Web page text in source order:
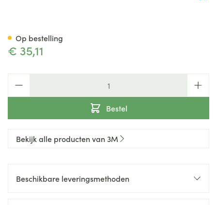
€ 35,11
Bestel
Op bestelling
Bekijk alle producten van 3M
Beschikbare leveringsmethoden